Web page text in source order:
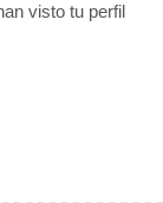
visto tu perfil